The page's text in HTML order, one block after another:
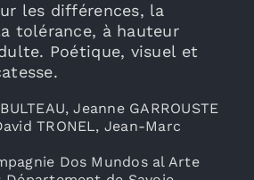
les différences, la
tolérance, à hauteur
Poétique, visuel et
Jeanne GARROUSTE
TRONEL, Jean-Marc
Dos Mundos al Arte